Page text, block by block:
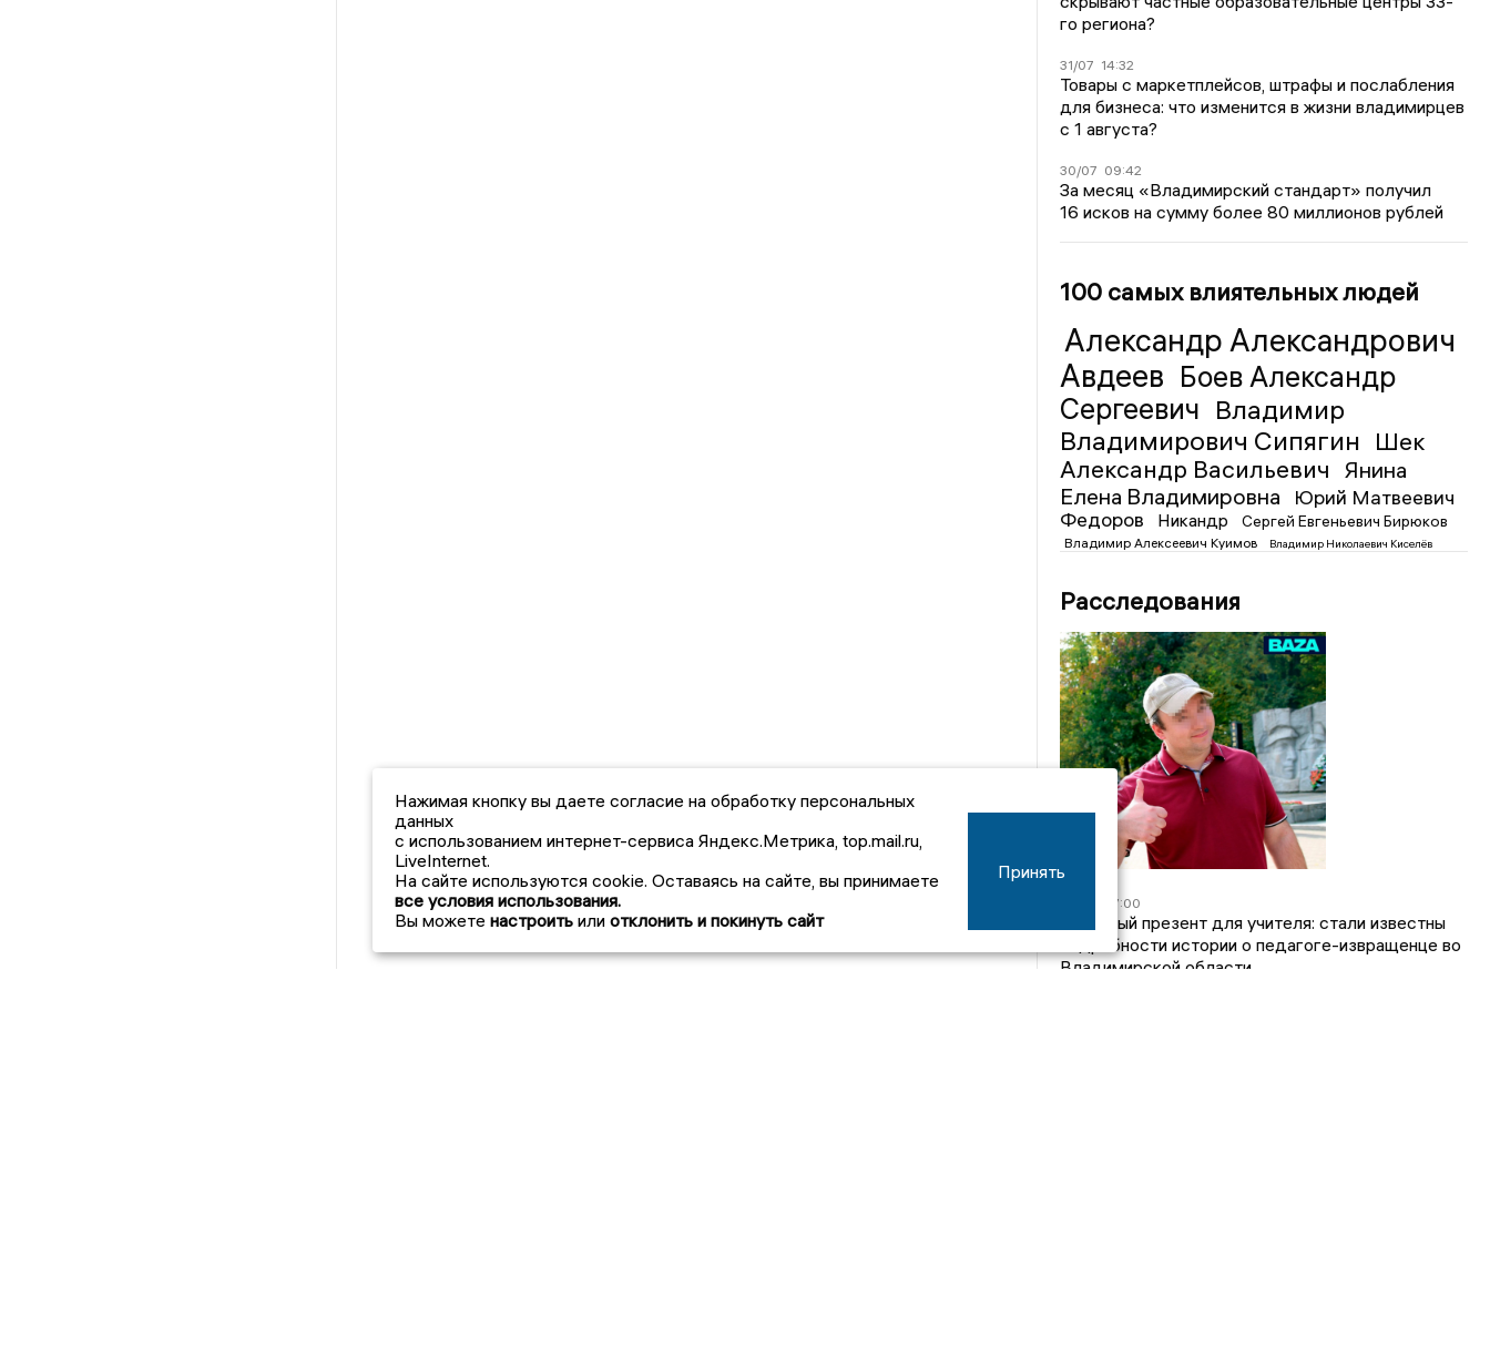
го региона?
31/07 14:32
Товары с маркетплейсов, штрафы и послабления
для бизнеса: что изменится в жизни владимирцев
с 1 августа?
30/07 09:42
За месяц «Владимирский стандарт» получил
16 исков на сумму более 80 миллионов рублей
100 самых влиятельных людей
Александр Александрович
Авдеев Боев Александр
Сергеевич Владимир
Владимирович Сипягин Шек
Александр Васильевич
Янина
Елена Владимировна
Юрий Матвеевич
Федоров
Никандр Сергей Евгеньевич Бирюков
Владимир Алексеевич Куимов Владимир Николаевич Киселёв
Расследования
17:00
Странный презент для учителя: стали известны
подробности истории о педагоге-извращенце во
Владимирской области
Нажимая кнопку вы даете согласие на обработку персональных
данных
с использованием интернет-сервиса Яндекс.Метрика, top.mail.ru,
LiveInternet.
На сайте используются cookie. Оставаясь на сайте, вы принимаете
все условия использования.
Вы можете настроить или отклонить и покинуть сайт
Принять